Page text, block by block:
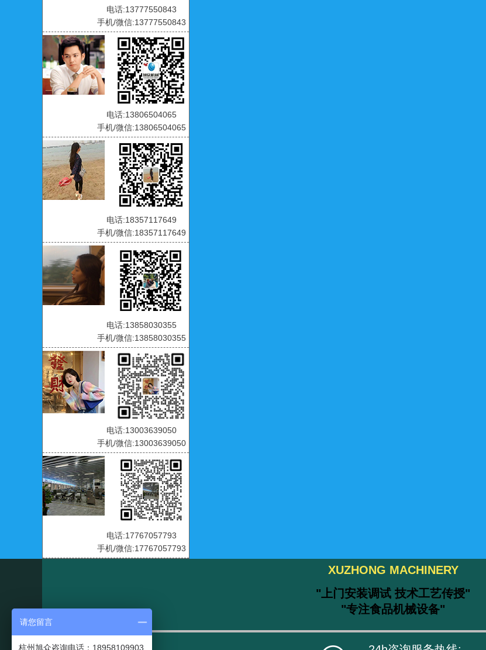
电话:13777550843
手机/微信:13777550843
电话:13806504065
手机/微信:13806504065
电话:18357117649
手机/微信:18357117649
电话:13858030355
手机/微信:13858030355
电话:13003639050
手机/微信:13003639050
电话:17767057793
手机/微信:17767057793
XUZHONG MACHINERY
"上门安装调试 技术工艺传授"
"专注食品机械设备"
请您留言
杭州旭众咨询电话：18958109903